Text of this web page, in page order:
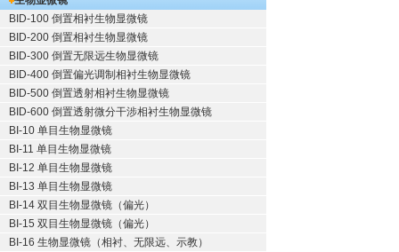
BID-100 倒置相衬生物显微镜
BID-200 倒置相衬生物显微镜
BID-300 倒置无限远生物显微镜
BID-400 倒置偏光调制相衬生物显微镜
BID-500 倒置透射相衬生物显微镜
BID-600 倒置透射微分干涉相衬生物显微镜
BI-10 单目生物显微镜
BI-11 单目生物显微镜
BI-12 单目生物显微镜
BI-13 单目生物显微镜
BI-14 双目生物显微镜（偏光）
BI-15 双目生物显微镜（偏光）
BI-16 生物显微镜（相衬、无限远、示教）